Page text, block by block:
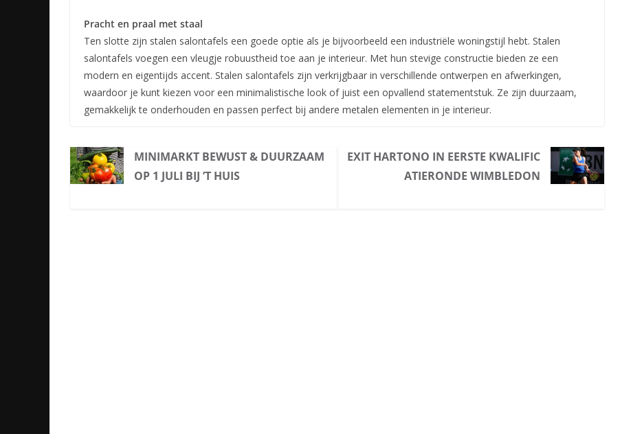
Pracht en praal met staal
Ten slotte zijn stalen salontafels een goede optie als je bijvoorbeeld een industriële woningstijl hebt. Stalen
salontafels voegen een vleugje robuustheid toe aan je interieur. Met hun stevige constructie bieden ze een
modern en eigentijds accent. Stalen salontafels zijn verkrijgbaar in verschillende ontwerpen en afwerkingen,
waardoor je kunt kiezen voor een minimalistische look of juist een opvallend statementstuk. Ze zijn duurzaam,
gemakkelijk te onderhouden en passen perfect bij andere metalen elementen in je interieur.
MINIMARKT BEWUST & DUURZAAM
OP 1 JULI BIJ ’T HUIS
EXIT HARTONO IN EERSTE KWALIFIC
ATIERONDE WIMBLEDON